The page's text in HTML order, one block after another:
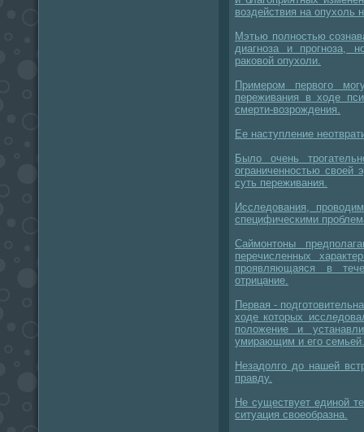
воздействия на опухоль
Мэтью полностью
диагноза и прогноза,
раковой опухоли.
Примером первого
переживания в ходе
смерти-возрождения.
Ее наступление
Было очень
ограниченностью своей
суть переживания.
Исследования,
специфическими
Саймонтоны
перечисленных
проявляющаяся в
отрицание.
Первая -
ходе которых
положение и
умирающим и его семьей.
Незадолго до нашей
правду.
Не существует единой
ситуация своеобразна.